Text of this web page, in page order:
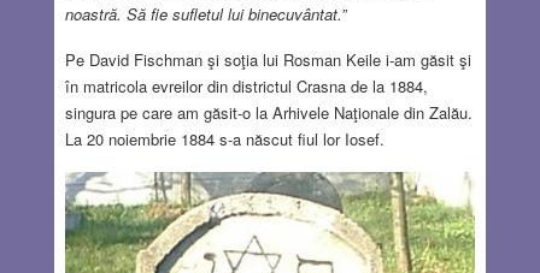
noastră. Să fie sufletul lui binecuvântat.”
Pe David Fischman şi soţia lui Rosman Keile i-am găsit şi
în matricola evreilor din districtul Crasna de la 1884,
singura pe care am găsit-o la Arhivele Naţionale din Zalău.
La 20 noiembrie 1884 s-a născut fiul lor Iosef.